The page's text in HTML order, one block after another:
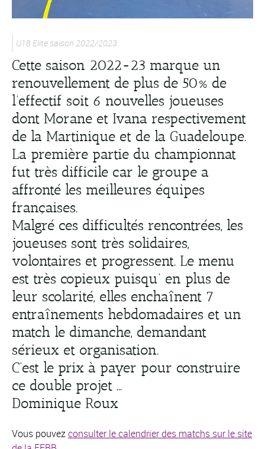
U18 Elite saison 2022/2023
Cette saison 2022-23 marque un
renouvellement de plus de 50% de
l’effectif soit 6 nouvelles joueuses
dont Morane et Ivana respectivement
de la Martinique et de la Guadeloupe.
La première partie du championnat
fut très difficile car le groupe a
affronté les meilleures équipes
françaises.
Malgré ces difficultés rencontrées, les
joueuses sont très solidaires,
volontaires et progressent. Le menu
est très copieux puisqu’ en plus de
leur scolarité, elles enchaînent 7
entraînements hebdomadaires et un
match le dimanche, demandant
sérieux et organisation.
C’est le prix à payer pour construire
ce double projet …
Dominique Roux
Vous pouvezconsulter le calendrier des matchs sur le site